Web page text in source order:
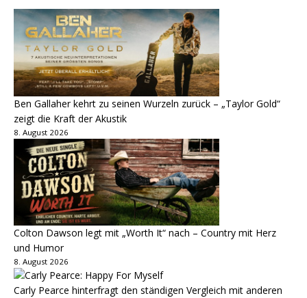
Ben Gallaher kehrt zu seinen Wurzeln zurück – „Taylor Gold“
zeigt die Kraft der Akustik
8. August 2026
Colton Dawson legt mit „Worth It“ nach – Country mit Herz
und Humor
8. August 2026
Carly Pearce hinterfragt den ständigen Vergleich mit anderen